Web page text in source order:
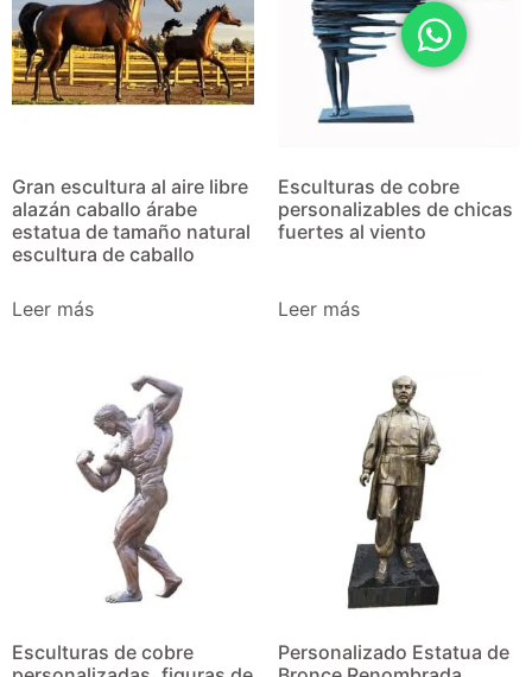
Gran escultura al aire libre
alazán caballo árabe
estatua de tamaño natural
escultura de caballo
Leer más
Esculturas de cobre
personalizables de chicas
fuertes al viento
Leer más
Esculturas de cobre
Personalizado Estatua de